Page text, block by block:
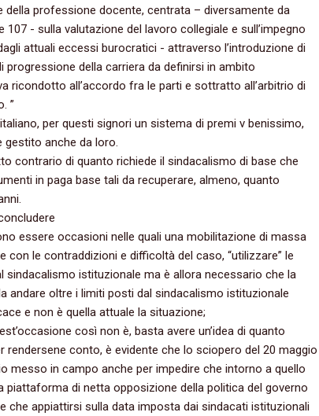
della professione docente,‭ ‬centrata‭ ‬– diversamente da
‬107‭ ‬-‭ ‬sulla valutazione del lavoro collegiale e sull’impegno
attuali eccessi burocratici‭ ‬-‭ ‬attraverso l’introduzione di
progressione della carriera da definirsi in ambito
ricondotto all’accordo fra le parti e sottratto all’arbitrio di
”
‬per questi signori un sistema di premi v benissimo,‭
anche da loro.
contrario di quanto richiede il sindacalismo di base che
in paga base tali da recuperare,‭ ‬almeno,‭ ‬quanto
essere occasioni nelle quali una mobilitazione di massa
con le contraddizioni e difficoltà del caso,‭ “‬utilizzare‭” ‬le
sindacalismo istituzionale ma è allora necessario che la
andare oltre i limiti posti dal sindacalismo istituzionale
e non è quella attuale la situazione‭;
così non è,‭ ‬basta avere un’idea di quanto
rendersene conto,‭ ‬è evidente che lo sciopero del‭ ‬20‭ ‬maggio
messo in campo anche per impedire che intorno a quello
piattaforma di netta opposizione della politica del governo
che appiattirsi sulla data imposta dai sindacati istituzionali